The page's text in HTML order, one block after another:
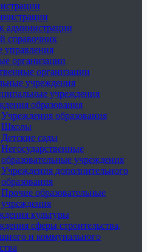
администрации
справочник
управления
организации
организации
учреждения
учреждения
образования
Учреждения образования
Школы
Детские сады
Негосударственные
образовательные учреждения
Учреждения дополнительного
образования
Прочие образовательные
учреждения
культуры
сферы строительства,
и коммунального